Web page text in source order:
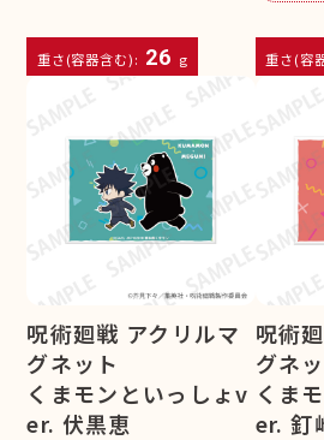
重さ(容器含む): 26 g 重さ(容
呪術廻戦 アクリルマ
グネット
くまモンといっしょv
er. 伏黒恵
呪術
グネ
くま
er. 釘